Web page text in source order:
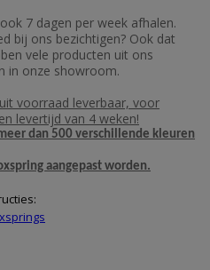
7 dagen per week afhalen.
bij ons bezichtigen? Ook dat
vele producten uit ons
in onze showroom.
voorraad leverbaar, voor
levertijd van 4 weken!
dan 500 verschillende kleuren
aangepast worden.